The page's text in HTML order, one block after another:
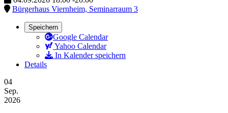
Bürgerhaus Viernheim, Seminarraum 3
Speichern
Google Calendar
Yahoo Calendar
In Kalender speichern
Details
04
Sep.
2026